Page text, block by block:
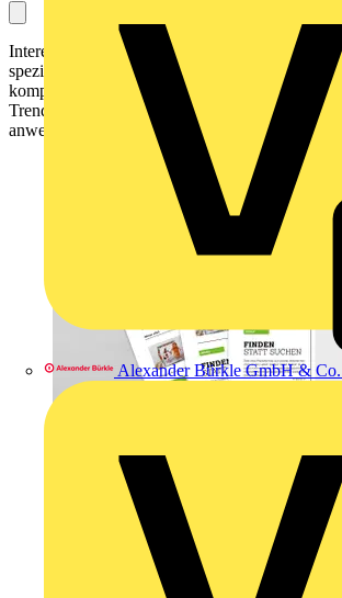
Alexander Bürkle GmbH &
Interessantes, Wissenswertes und
speziell Elektroinstallateure in unserer WAGO
kompakt erfahren Sie darin mehr zu aktuellen
Trendthemen. Außerdem erhalten Sie Praxistipps
anwenderorientierte Informationen zu Normen